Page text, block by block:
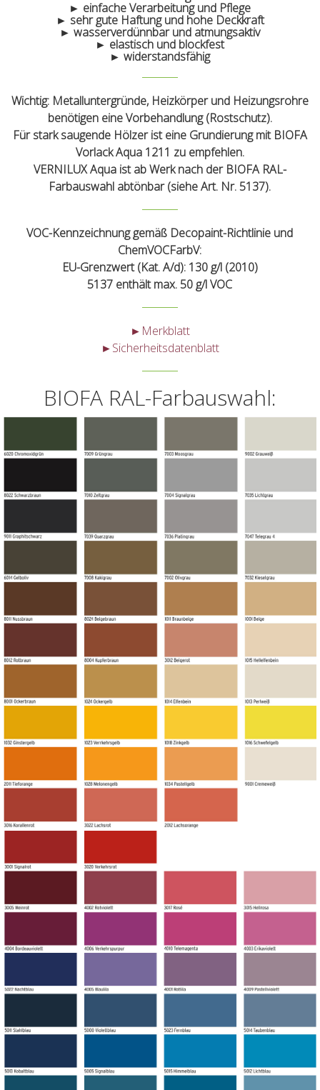
► einfache Verarbeitung und Pflege
► sehr gute Haftung und hohe Deckkraft
► wasserverdünnbar und atmungsaktiv
► elastisch und blockfest
► widerstandsfähig
Wichtig: Metalluntergründe, Heizkörper und Heizungsrohre
benötigen eine Vorbehandlung (Rostschutz).
Für stark saugende Hölzer ist eine Grundierung mit BIOFA
Vorlack Aqua 1211 zu empfehlen.
VERNILUX Aqua ist ab Werk nach der BIOFA RAL-
Farbauswahl abtönbar (siehe Art. Nr. 5137).
VOC-Kennzeichnung gemäß Decopaint-Richtlinie und
ChemVOCFarbV:
EU-Grenzwert (Kat. A/d): 130 g/l (2010)
5137 enthält max. 50 g/l VOC
►Merkblatt
►Sicherheitsdatenblatt
BIOFA RAL-Farbauswahl: